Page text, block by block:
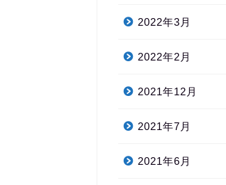
2022年3月
2022年2月
2021年12月
2021年7月
2021年6月